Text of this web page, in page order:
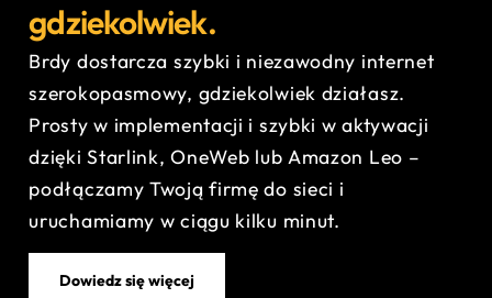
gdziekolwiek.
Brdy dostarcza szybki i niezawodny internet
szerokopasmowy, gdziekolwiek działasz.
Prosty w implementacji i szybki w aktywacji
dzięki Starlink, OneWeb lub Amazon Leo –
podłączamy Twoją firmę do sieci i
uruchamiamy w ciągu kilku minut.
Dowiedz się więcej